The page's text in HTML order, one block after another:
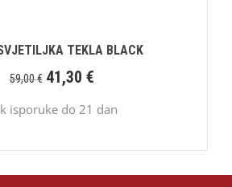
TEKLA BLACK
59,00€ 41,30 €
isporuke do 21 dan